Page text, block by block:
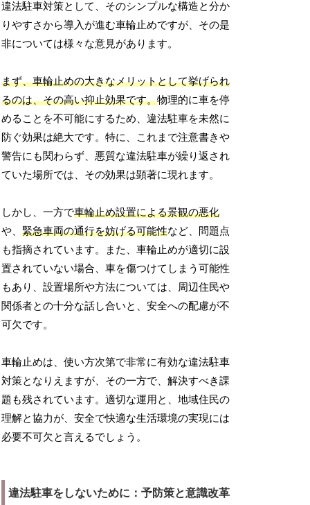
違法駐車対策として、そのシンプルな構造と分か
りやすさから導入が進む車輪止めですが、その是
非については様々な意見があります。
まず、車輪止めの大きなメリットとして挙げられ
るのは、その高い抑止効果です。物理的に車を停
めることを不可能にするため、違法駐車を未然に
防ぐ効果は絶大です。特に、これまで注意書きや
警告にも関わらず、悪質な違法駐車が繰り返され
ていた場所では、その効果は顕著に現れます。
しかし、一方で車輪止め設置による景観の悪化
や、緊急車両の通行を妨げる可能性など、問題点
も指摘されています。また、車輪止めが適切に設
置されていない場合、車を傷つけてしまう可能性
もあり、設置場所や方法については、周辺住民や
関係者との十分な話し合いと、安全への配慮が不
可欠です。
車輪止めは、使い方次第で非常に有効な違法駐車
対策となりえますが、その一方で、解決すべき課
題も残されています。適切な運用と、地域住民の
理解と協力が、安全で快適な生活環境の実現には
必要不可欠と言えるでしょう。
違法駐車をしないために：予防策と意識改革